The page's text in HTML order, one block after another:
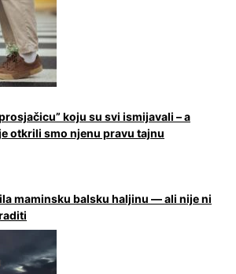
koju su svi ismijavali – a
otkrili smo njenu pravu tajnu
maminsku balsku haljinu — ali nije ni